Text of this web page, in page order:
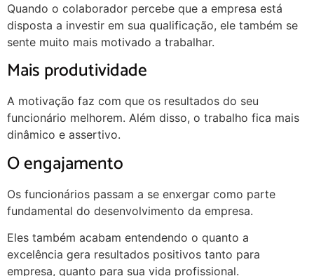
Quando o colaborador percebe que a empresa está
disposta a investir em sua qualificação, ele também se
sente muito mais motivado a trabalhar.
Mais produtividade
A motivação faz com que os resultados do seu
funcionário melhorem. Além disso, o trabalho fica mais
dinâmico e assertivo.
O engajamento
Os funcionários passam a se enxergar como parte
fundamental do desenvolvimento da empresa.
Eles também acabam entendendo o quanto a
excelência gera resultados positivos tanto para
empresa, quanto para sua vida profissional.